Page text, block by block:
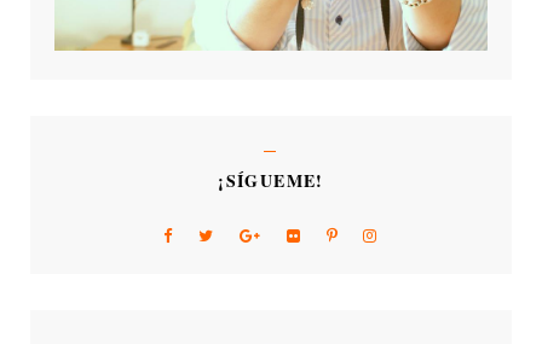
¡SÍGUEME!